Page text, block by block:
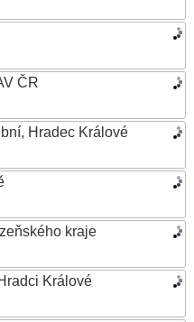
ČR
Hradec Králové
kraje
Králové